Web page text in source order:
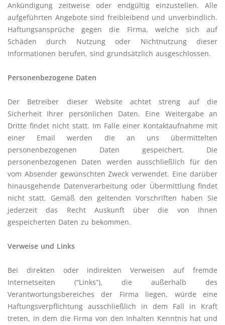
Ankündigung zeitweise oder endgültig einzustellen. Alle
aufgeführten Angebote sind freibleibend und unverbindlich.
Haftungsansprüche gegen die Firma, welche sich auf
Schäden durch Nutzung oder Nichtnutzung dieser
Informationen berufen, sind grundsätzlich ausgeschlossen.
Personenbezogene Daten
Der Betreiber dieser Website achtet streng auf die
Sicherheit Ihrer persönlichen Daten. Eine Weitergabe an
Dritte findet nicht statt. Im Falle einer Kontaktaufnahme mit
einer Email werden die an uns übermittelten
personenbezogenen Daten gespeichert. Die
personenbezogenen Daten werden ausschließlich für den
vom Absender gewünschten Zweck verwendet. Eine darüber
hinausgehende Datenverarbeitung oder Übermittlung findet
nicht statt. Gemäß den geltenden Vorschriften haben Sie
jederzeit das Recht Auskunft über die von Ihnen
gespeicherten Daten zu bekommen.
Verweise und Links
Bei direkten oder indirekten Verweisen auf fremde
Internetseiten (“Links”), die außerhalb des
Verantwortungsbereiches der Firma liegen, würde eine
Haftungsverpflichtung ausschließlich in dem Fall in Kraft
treten, in dem die Firma von den Inhalten Kenntnis hat und